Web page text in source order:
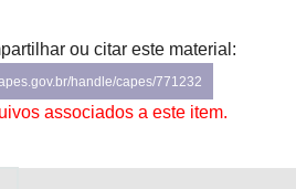
ou citar este material:
handle/capes/771232
associados a este item.